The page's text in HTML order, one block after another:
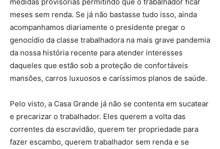
meses sem renda. Se já não bastasse tudo isso, ainda
acompanhamos diariamente o presidente pregar o
genocídio da classe trabalhadora na mais grave pandemia
da nossa história recente para atender interesses
daqueles que estão sob a proteção de confortáveis
mansões, carros luxuosos e caríssimos planos de saúde.
Pelo visto, a Casa Grande já não se contenta em sucatear
e precarizar o trabalhador. Eles querem a volta das
correntes da escravidão, querem ter propriedade para
fazer escambo, querem trabalhador sem renda e se